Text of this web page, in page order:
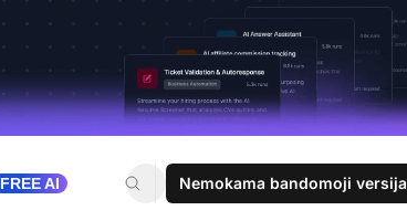
FREE AI Nemokama bandomoji versija